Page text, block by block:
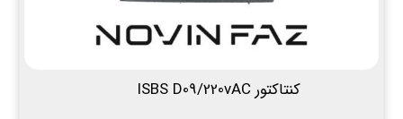
کنتاکتور ISBS D09/220vAC